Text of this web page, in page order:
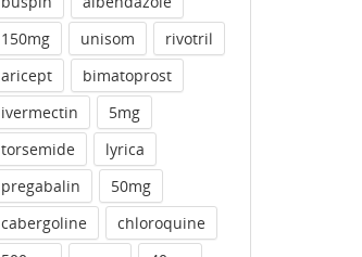
150mg
unisom
rivotril
aricept
bimatoprost
ivermectin
5mg
torsemide
lyrica
pregabalin
50mg
cabergoline
chloroquine